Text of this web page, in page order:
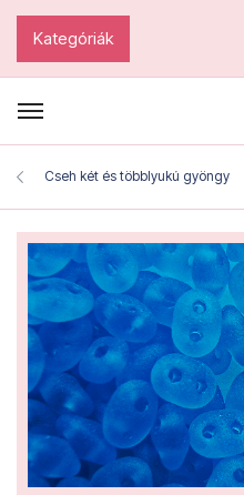
Kategóriák
Cseh két és többlyukú gyöngy